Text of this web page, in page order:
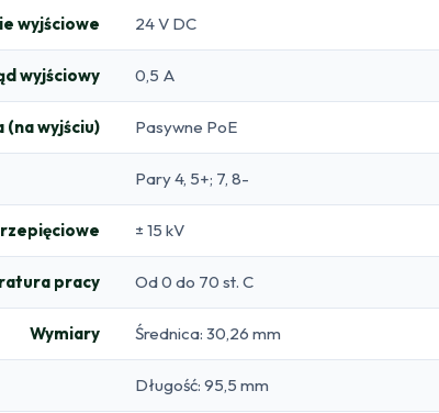
wyjściowe 24 V DC
wyjściowy 0,5 A
(na wyjściu) Pasywne PoE
Pary 4, 5+; 7, 8-
± 15 kV
pracy Od 0 do 70 st. C
Wymiary Średnica: 30,26 mm
Długość: 95,5 mm